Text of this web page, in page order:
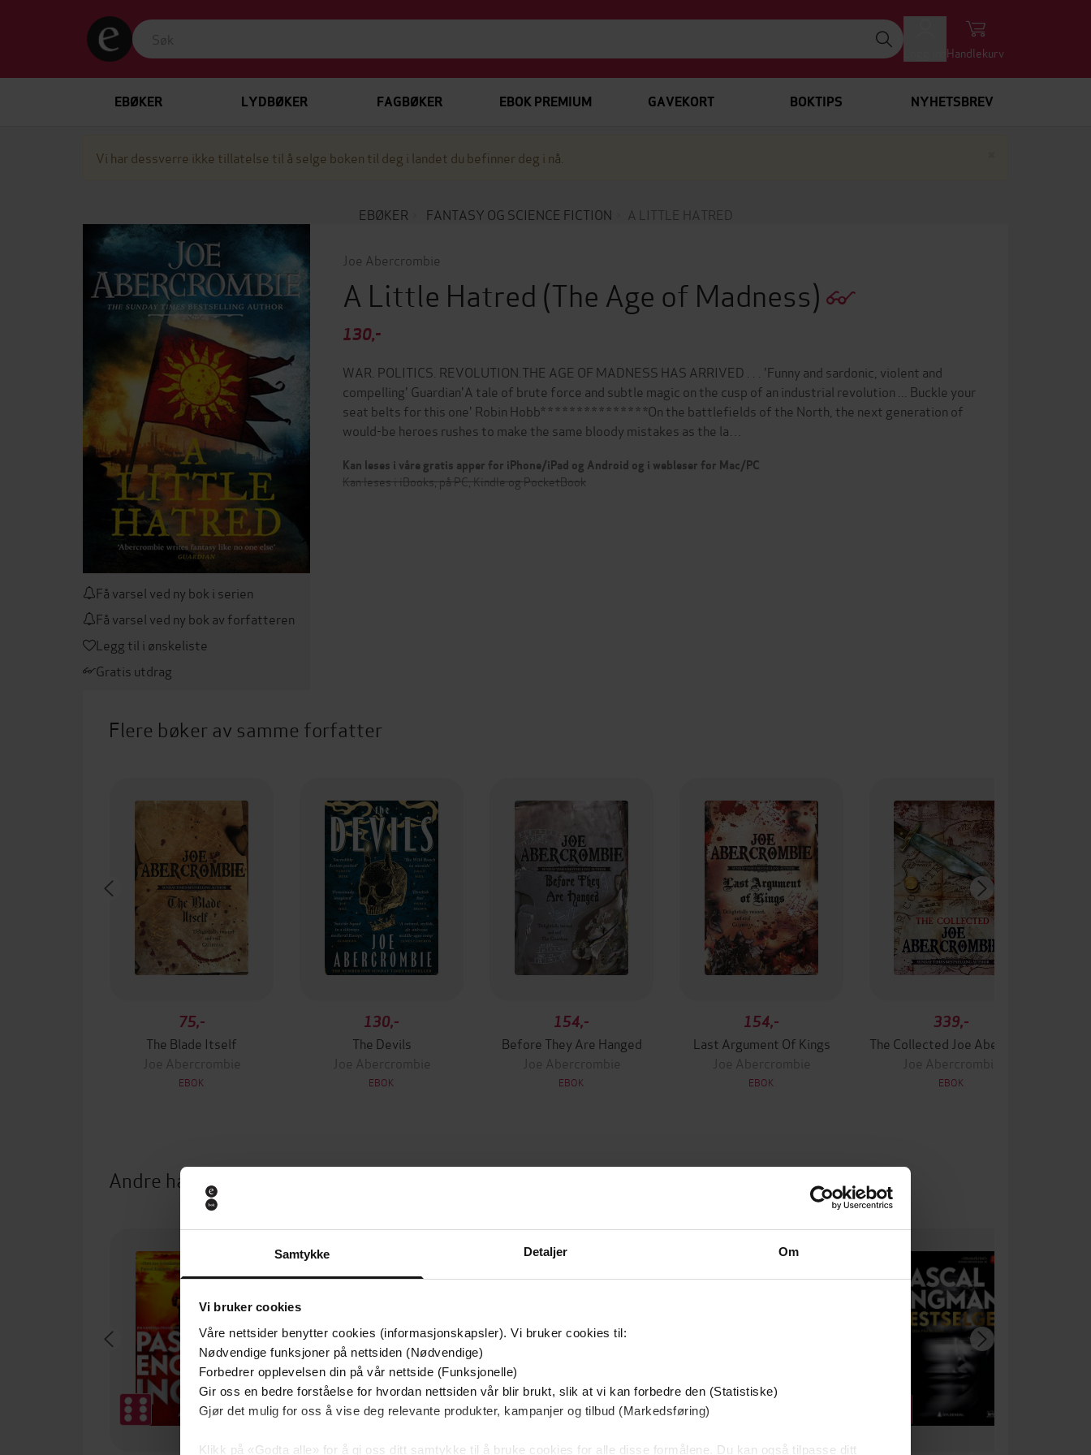
Samtykke Detaljer Om
Vi bruker cookies
Våre nettsider benytter cookies (informasjonskapsler). Vi bruker cookies til:
Nødvendige funksjoner på nettsiden (Nødvendige)
Forbedrer opplevelsen din på vår nettside (Funksjonelle)
Gir oss en bedre forståelse for hvordan nettsiden vår blir brukt, slik at vi kan forbedre den (Statistiske)
Gjør det mulig for oss å vise deg relevante produkter, kampanjer og tilbud (Markedsføring)
Klikk på «Godta alle» for å gi oss ditt samtykke til å bruke cookies for alle disse formålene. Du kan også tilpasse ditt
Handlekurv
EBØKER LYDBØKER FAGBØKER EBOK PREMIUM GAVEKORT BOKTIPS NYHETSBREV
Vi har dessverre ikke tillatelse til å selge boken til deg i landet du befinner deg i nå.
EBØKER FANTASY OG SCIENCE FICTION A LITTLE HATRED
Få varsel ved ny bok i serien
Få varsel ved ny bok av forfatteren
Legg til i ønskeliste
Gratis utdrag
Joe Abercrombie
A Little Hatred (The Age of Madness)
130,-
WAR. POLITICS. REVOLUTION.THE AGE OF MADNESS HAS ARRIVED . . . 'Funny and sardonic, violent and
compelling' Guardian'A tale of brute force and subtle magic on the cusp of an industrial revolution ... Buckle your
seat belts for this one' Robin Hobb* * * * * * * * * * * * * * *On the battlefields of the North, the next generation of
would-be heroes rushes to make the same bloody mistakes as the la…
Kan leses i våre gratis apper for iPhone/iPad og Android og i webleser for Mac/PC
Kan leses i iBooks, på PC, Kindle og PocketBook
Flere bøker av samme forfatter
75,-
The Blade Itself
Joe Abercrombie
EBOK
130,-
The Devils
Joe Abercrombie
EBOK
154,-
Before They Are Hanged
Joe Abercrombie
EBOK
154,-
Last Argument Of Kings
Joe Abercrombie
EBOK
339,-
Joe Abercrombie
EBOK
Andre har også kjøpt
Premium